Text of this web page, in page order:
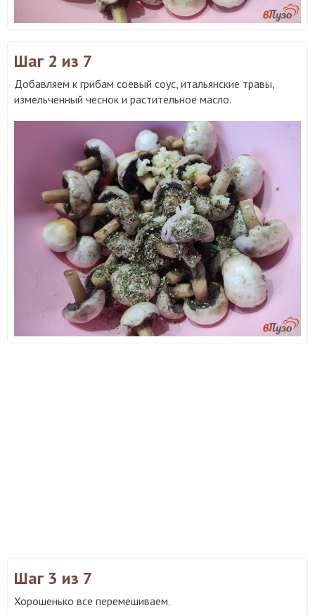
Шаг 2 из 7
Добавляем к грибам соевый соус, итальянские травы,
измельченный чеснок и растительное масло.
Шаг 3 из 7
Хорошенько все перемешиваем.